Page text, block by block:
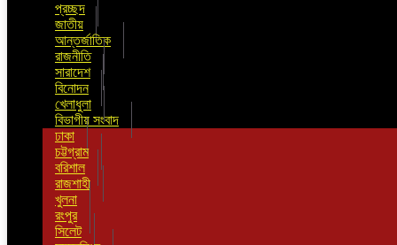
প্রচ্ছদ
জাতীয়
আন্তর্জাতিক
রাজনীতি
সারাদেশ
বিনোদন
খেলাধুলা
বিভাগীয় সংবাদ
ঢাকা
চট্টগ্রাম
বরিশাল
রাজশাহী
খুলনা
রংপুর
সিলেট